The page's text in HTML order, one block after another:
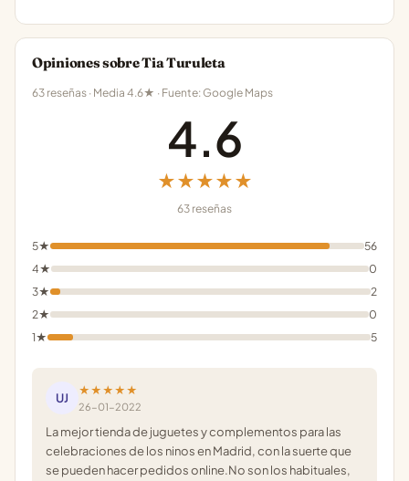
Opiniones sobre Tia Turuleta
63 reseñas · Media 4.6★ · Fuente: Google Maps
4.6
★★★★★
63 reseñas
5★
56
4★
0
3★
2
2★
0
1★
5
UJ
★★★★★
26-01-2022
La mejor tienda de juguetes y complementos para las
celebraciones de los ninos en Madrid, con la suerte que
se pueden hacer pedidos online.No son los habituales,